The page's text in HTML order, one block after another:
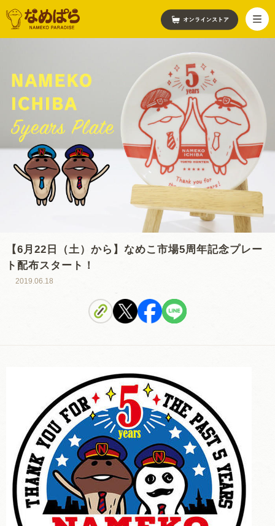
【6月22日（土）から】なめこ市場5周年記念プレー
ト配布スタート！
2019.06.18